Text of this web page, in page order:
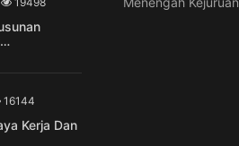
16144
Kerja Dan